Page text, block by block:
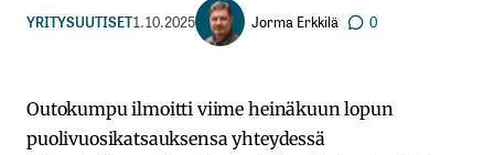
YRITYSUUTISET1.10.2025 Jorma Erkkilä 0
Outokumpu ilmoitti viime heinäkuun lopun
puolivuosikatsauksensa yhteydessä